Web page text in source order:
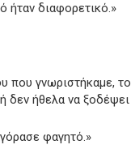
ήταν διαφορετικό.»
που γνωριστήκαμε,
δεν ήθελα να
φαγητό.»